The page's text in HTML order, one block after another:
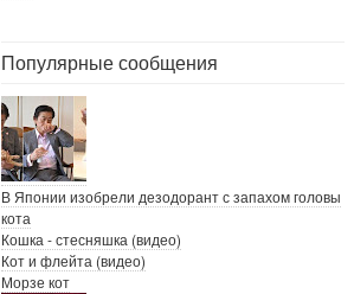
Популярные сообщения
В Японии изобрели дезодорант с запахом головы
кота
Кошка - стесняшка (видео)
Кот и флейта (видео)
Морзе кот